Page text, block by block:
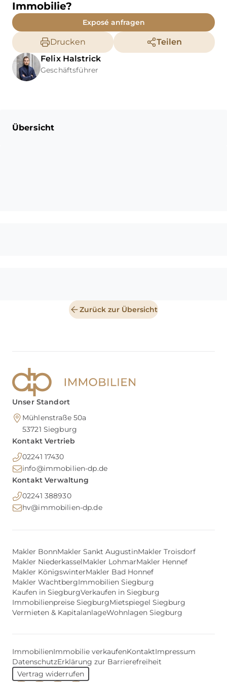
Nutzung bereit. Für E-Mobilität
ist bereits eine Leerverrohrung
zur Installation einer Wallbox
vorgesehen.
Immobilie?
Exposé anfragen
Drucken
Teilen
Felix Halstrick
Geschäftsführer
Übersicht
Zurück zur Übersicht
Unser Standort
Mühlenstraße 50a
53721 Siegburg
Kontakt Vertrieb
02241 17430
info@immobilien-dp.de
Kontakt Verwaltung
02241 388930
hv@immobilien-dp.de
Makler BonnMakler Sankt AugustinMakler Troisdorf
Makler NiederkasselMakler LohmarMakler Hennef
Makler KönigswinterMakler Bad Honnef
Makler WachtbergImmobilien Siegburg
Kaufen in SiegburgVerkaufen in Siegburg
Immobilienpreise SiegburgMietspiegel Siegburg
Vermieten & KapitalanlageWohnlagen Siegburg
ImmobilienImmobilie verkaufenKontaktImpressum
DatenschutzErklärung zur Barrierefreiheit
Vertrag widerrufen